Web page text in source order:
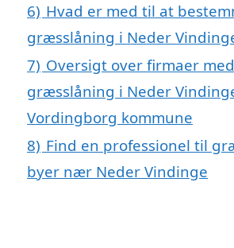
6) Hvad er med til at
græsslåning i Neder
7) Oversigt over firmaer
græsslåning i Neder
Vordingborg kommune
8) Find en professionel til
byer nær Neder Vindinge